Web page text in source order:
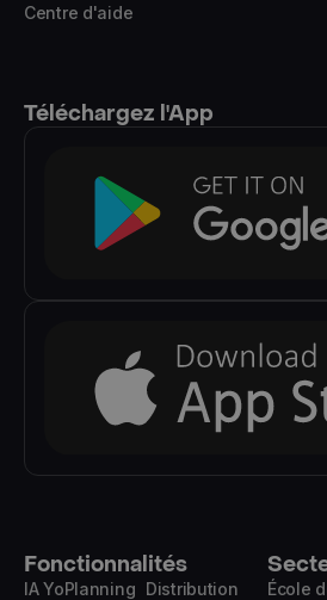
Centre d'aide
Téléchargez l'App
Fonctionnalités
IA YoPlanning Distribution
École